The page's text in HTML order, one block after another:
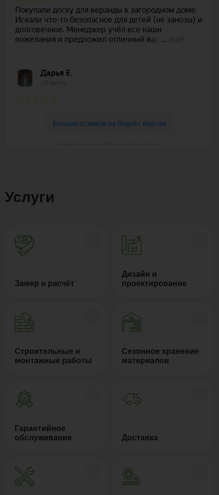
Услуги
Замер и расчёт
Дизайн и
проектирование
Строительные и
монтажные работы
Сезонное хранение
материалов
Гарантийное
обслуживание
Доставка